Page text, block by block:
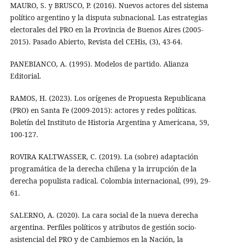
MAURO, S. y BRUSCO, P. (2016). Nuevos actores del sistema
político argentino y la disputa subnacional. Las estrategias
electorales del PRO en la Provincia de Buenos Aires (2005-
2015). Pasado Abierto, Revista del CEHis, (3), 43-64.
PANEBIANCO, A. (1995). Modelos de partido. Alianza
Editorial.
RAMOS, H. (2023). Los orígenes de Propuesta Republicana
(PRO) en Santa Fe (2009-2015): actores y redes políticas.
Boletín del Instituto de Historia Argentina y Americana, 59,
100-127.
ROVIRA KALTWASSER, C. (2019). La (sobre) adaptación
programática de la derecha chilena y la irrupción de la
derecha populista radical. Colombia internacional, (99), 29-
61.
SALERNO, A. (2020). La cara social de la nueva derecha
argentina. Perfiles políticos y atributos de gestión socio-
asistencial del PRO y de Cambiemos en la Nación, la